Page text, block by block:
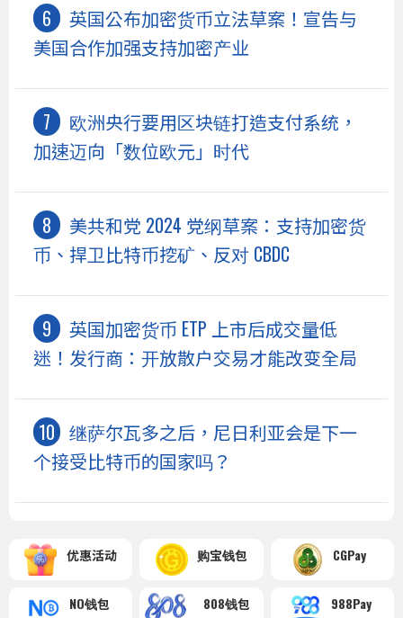
英国公布加密货币立法草案！宣告与
美国合作加强支持加密产业
欧洲央行要用区块链打造支付系统，
加速迈向「数位欧元」时代
美共和党 2024 党纲草案：支持加密货
币、捍卫比特币挖矿、反对 CBDC
英国加密货币 ETP 上市后成交量低
迷！发行商：开放散户交易才能改变全局
继萨尔瓦多之后，尼日利亚会是下一
个接受比特币的国家吗？
优惠活动 购宝钱包 CGPay
NO钱包 808钱包 988Pay